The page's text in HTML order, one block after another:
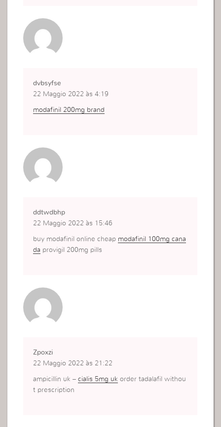
dvbsyfse
22 Maggio 2022 às 4:19
modafinil 200mg brand
ddtwdbhp
22 Maggio 2022 às 15:46
buy modafinil online cheap modafinil 100mg cana
da provigil 200mg pills
Zpoxzi
22 Maggio 2022 às 21:22
ampicillin uk –cialis 5mg uk order tadalafil withou
t prescription